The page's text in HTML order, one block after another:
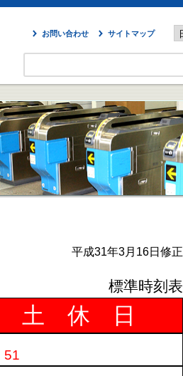
お問い合わせ サイトマップ
平成31年3月16日修正
標準時刻表
土 休 日
51